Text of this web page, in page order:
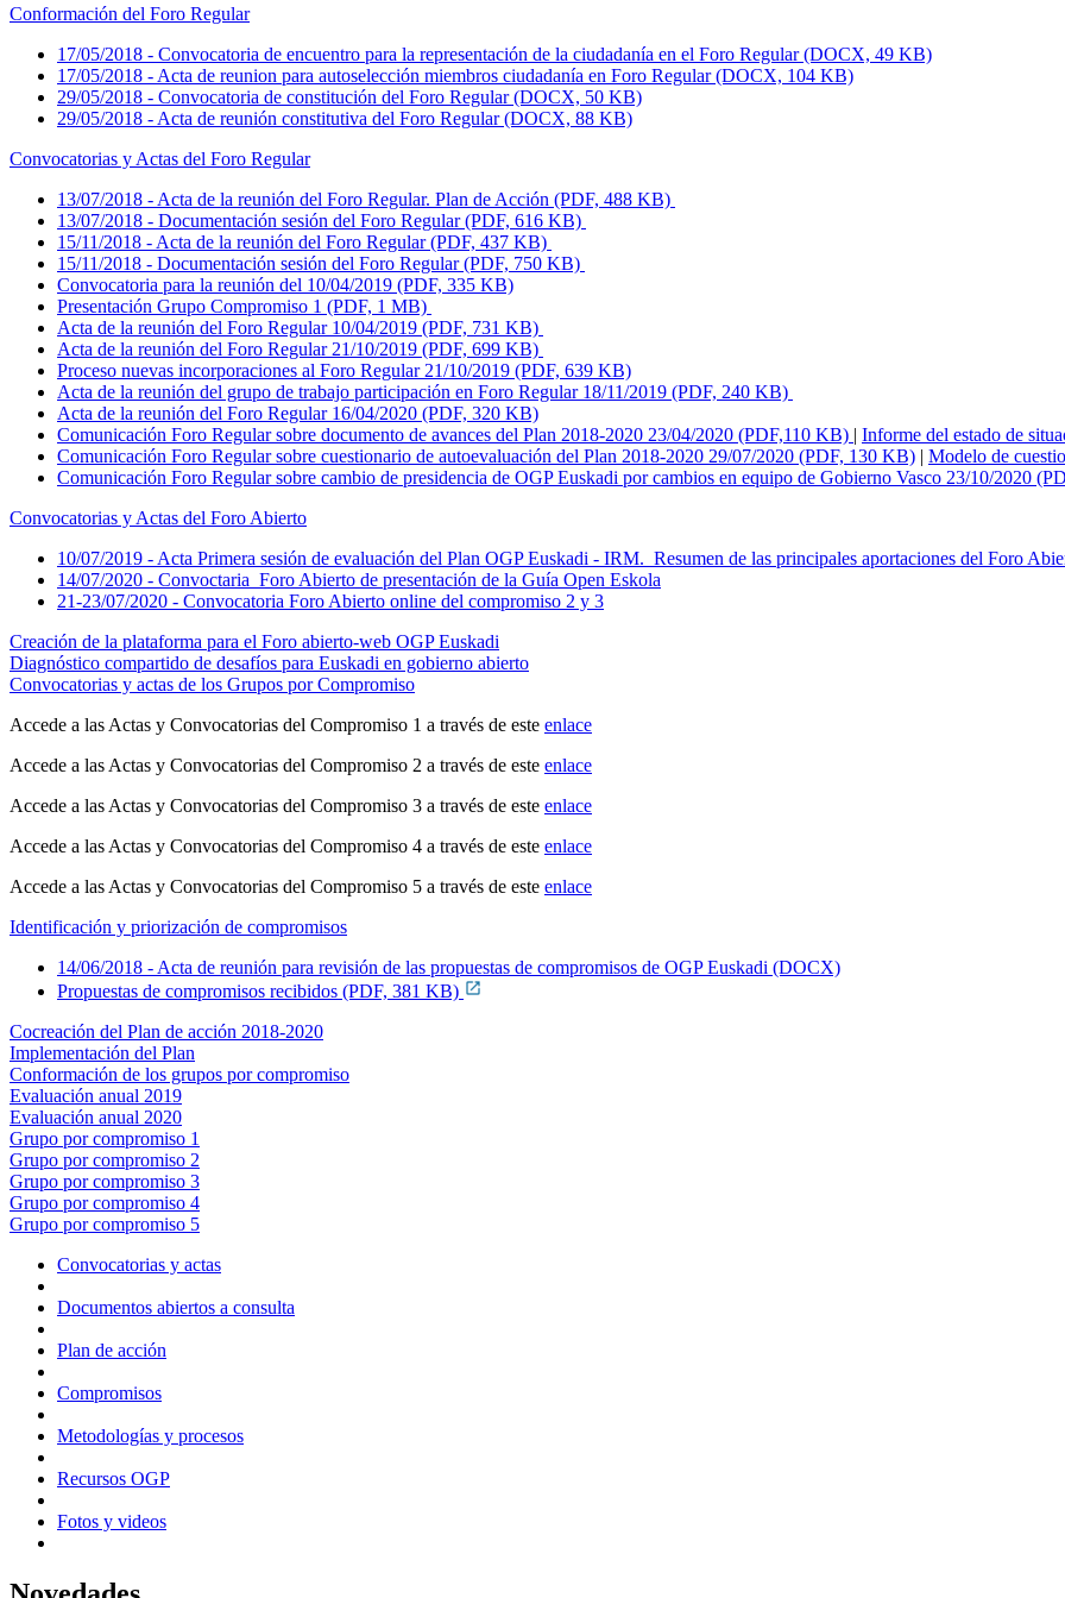
Conformación del Foro Regular
17/05/2018 - Convocatoria de encuentro para la representación de la ciudadanía en el Foro Regular (DOCX, 49 KB)
17/05/2018 - Acta de reunion para autoselección miembros ciudadanía en Foro Regular (DOCX, 104 KB)
29/05/2018 - Convocatoria de constitución del Foro Regular (DOCX, 50 KB)
29/05/2018 - Acta de reunión constitutiva del Foro Regular (DOCX, 88 KB)
Convocatorias y Actas del Foro Regular
13/07/2018 - Acta de la reunión del Foro Regular. Plan de Acción (PDF, 488 KB)
13/07/2018 - Documentación sesión del Foro Regular (PDF, 616 KB)
15/11/2018 - Acta de la reunión del Foro Regular (PDF, 437 KB)
15/11/2018 - Documentación sesión del Foro Regular (PDF, 750 KB)
Convocatoria para la reunión del 10/04/2019 (PDF, 335 KB)
Presentación Grupo Compromiso 1 (PDF, 1 MB)
Acta de la reunión del Foro Regular 10/04/2019 (PDF, 731 KB)
Acta de la reunión del Foro Regular 21/10/2019 (PDF, 699 KB)
Proceso nuevas incorporaciones al Foro Regular 21/10/2019 (PDF, 639 KB)
Acta de la reunión del grupo de trabajo participación en Foro Regular 18/11/2019 (PDF, 240 KB)
Acta de la reunión del Foro Regular 16/04/2020 (PDF, 320 KB)
Comunicación Foro Regular sobre documento de avances del Plan 2018-2020 23/04/2020 (PDF,110 KB) | Informe del estado de
Comunicación Foro Regular sobre cuestionario de autoevaluación del Plan 2018-2020 29/07/2020 (PDF, 130 KB) | Modelo de
Comunicación Foro Regular sobre cambio de presidencia de OGP Euskadi por cambios en equipo de Gobierno Vasco 23/10/2020
Convocatorias y Actas del Foro Abierto
10/07/2019 - Acta Primera sesión de evaluación del Plan OGP Euskadi - IRM. Resumen de las principales aportaciones del Foro
14/07/2020 - Convoctaria Foro Abierto de presentación de la Guía Open Eskola
21-23/07/2020 - Convocatoria Foro Abierto online del compromiso 2 y 3
Creación de la plataforma para el Foro abierto-web OGP Euskadi
Diagnóstico compartido de desafíos para Euskadi en gobierno abierto
Convocatorias y actas de los Grupos por Compromiso
Accede a las Actas y Convocatorias del Compromiso 1 a través de este enlace
Accede a las Actas y Convocatorias del Compromiso 2 a través de este enlace
Accede a las Actas y Convocatorias del Compromiso 3 a través de este enlace
Accede a las Actas y Convocatorias del Compromiso 4 a través de este enlace
Accede a las Actas y Convocatorias del Compromiso 5 a través de este enlace
Identificación y priorización de compromisos
14/06/2018 - Acta de reunión para revisión de las propuestas de compromisos de OGP Euskadi (DOCX)
Propuestas de compromisos recibidos (PDF, 381 KB)
Cocreación del Plan de acción 2018-2020
Implementación del Plan
Conformación de los grupos por compromiso
Evaluación anual 2019
Evaluación anual 2020
Grupo por compromiso 1
Grupo por compromiso 2
Grupo por compromiso 3
Grupo por compromiso 4
Grupo por compromiso 5
Convocatorias y actas
Documentos abiertos a consulta
Plan de acción
Compromisos
Metodologías y procesos
Recursos OGP
Fotos y videos